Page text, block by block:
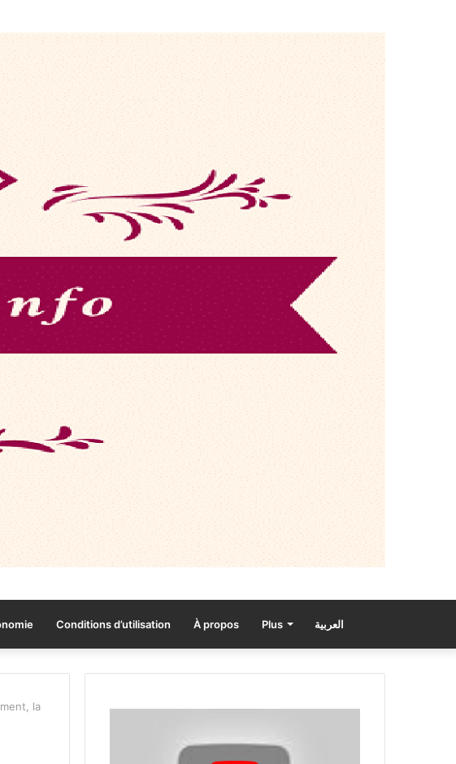
Conditions d’utilisation À propos Plus العربية
la